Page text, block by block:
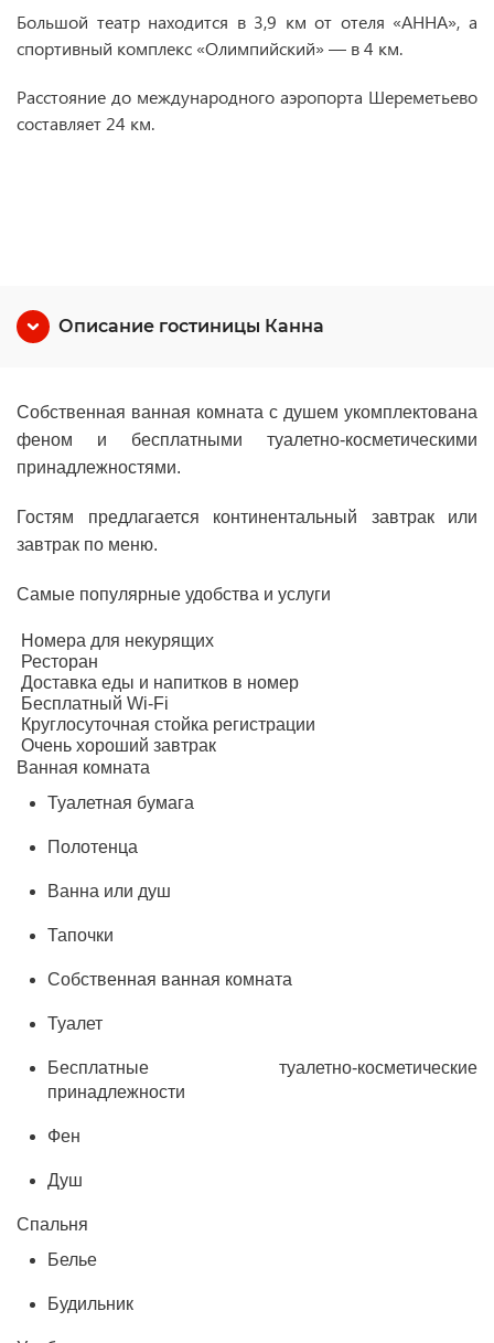
Большой театр находится в 3,9 км от отеля «АННА», а
спортивный комплекс «Олимпийский» — в 4 км.
Расстояние до международного аэропорта Шереметьево
составляет 24 км.
Описание гостиницы Канна
Собственная ванная комната с душем укомплектована
феном и бесплатными туалетно-косметическими
принадлежностями.
Гостям предлагается континентальный завтрак или
завтрак по меню.
Самые популярные удобства и услуги
Номера для некурящих
Ресторан
Доставка еды и напитков в номер
Бесплатный Wi-Fi
Круглосуточная стойка регистрации
Очень хороший завтрак
Ванная комната
Туалетная бумага
Полотенца
Ванна или душ
Тапочки
Собственная ванная комната
Туалет
Бесплатные туалетно-косметические
принадлежности
Фен
Душ
Спальня
Белье
Будильник